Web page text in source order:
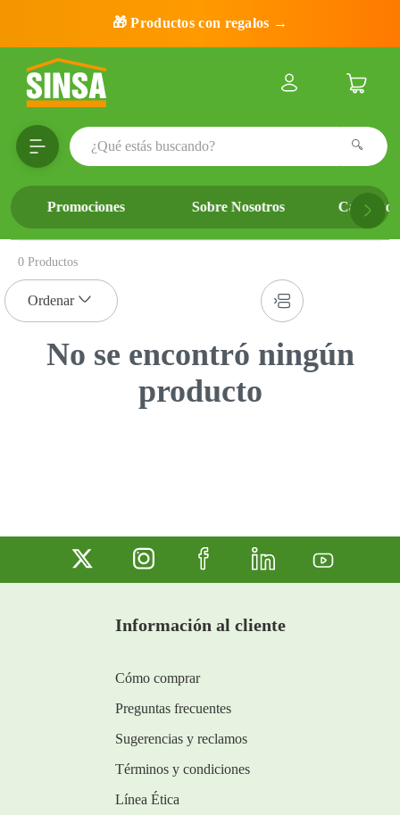
🎁 Productos con regalos →
¿Qué estás buscando?
Promociones Sobre Nosotros Catálogo
0 Productos
No se encontró ningún
producto
Información al cliente
Cómo comprar
Preguntas frecuentes
Sugerencias y reclamos
Términos y condiciones
Línea Ética
TÉRMINOS MÁS BUSCADOS
1.
porcelanato
2.
ceramica
baldosa
cerradura
6.
fachaleta
7.
inodoro